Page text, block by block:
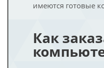
имеются готовые
Как